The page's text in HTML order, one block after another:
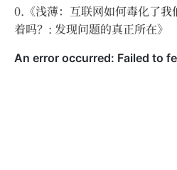
0.《浅薄：互联网如何毒化了我
着吗？: 发现问题的真正所在》